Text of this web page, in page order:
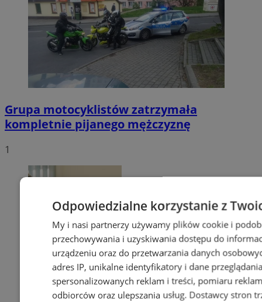
Grupa motocyklistów zatrzymała
kompletnie pijanego mężczyznę
1
Odpowiedzialne korzystanie z
My i nasi partnerzy używamy plików cookie i
przechowywania i uzyskiwania dostępu do
urządzeniu oraz do przetwarzania danych
adres IP, unikalne identyfikatory i dane
spersonalizowanych reklam i treści, pomiaru
odbiorców oraz ulepszania usług. Dostawcy stron